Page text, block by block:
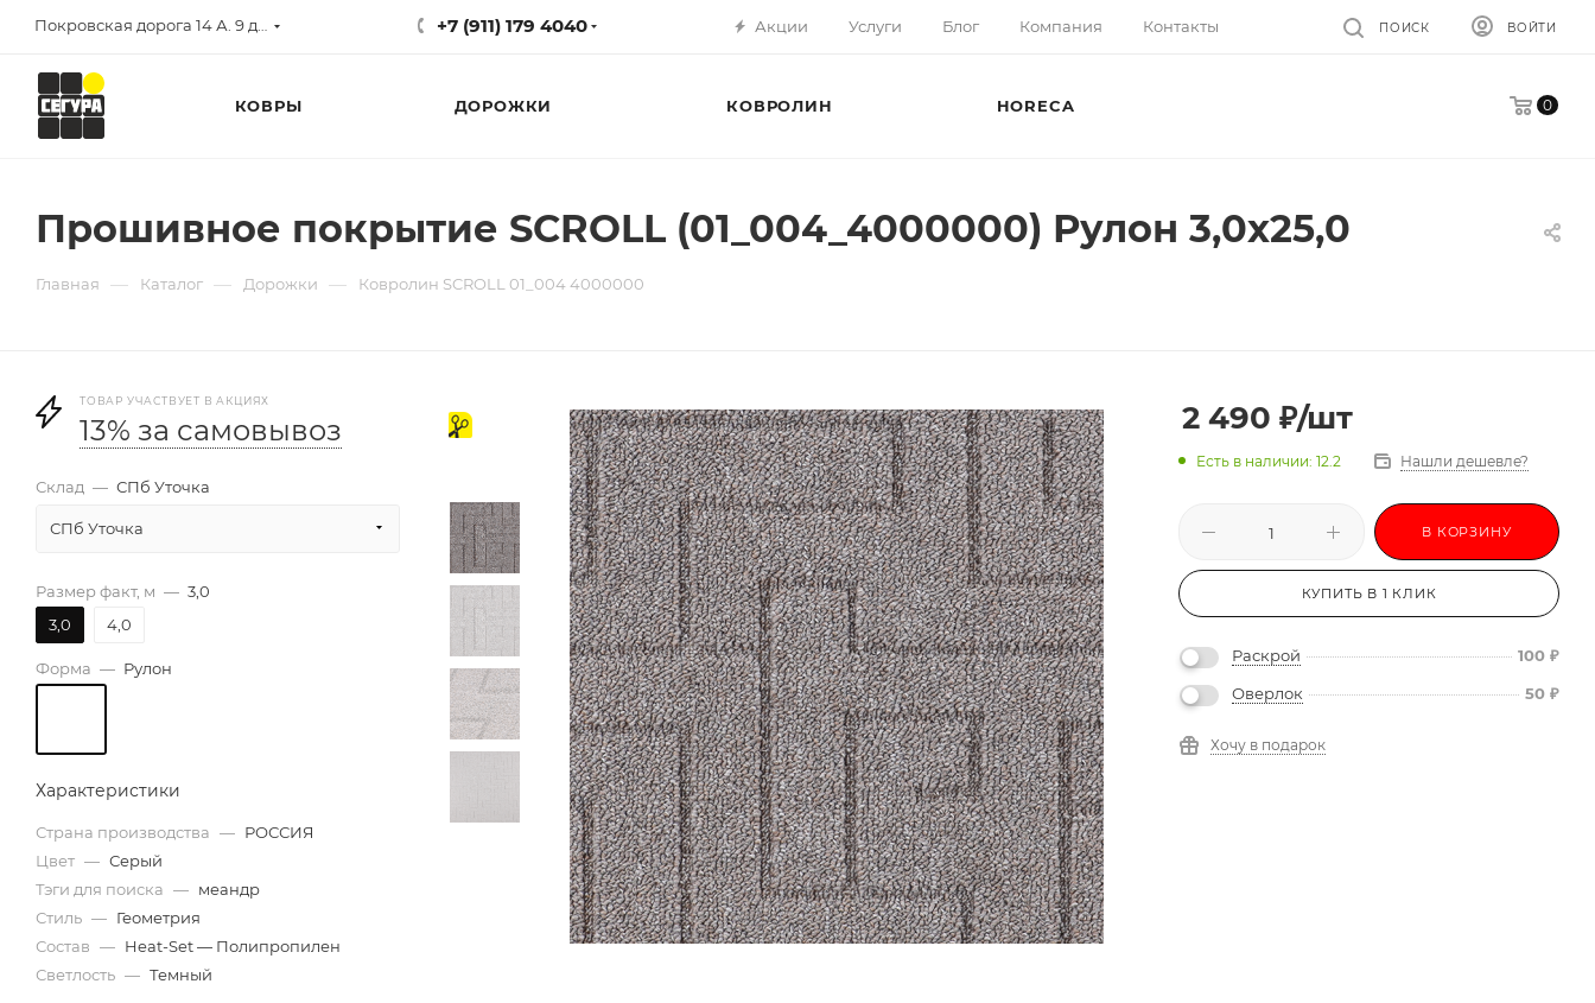
+7 (911) 179 4040 Акции Услуги Блог Компания Контакты ВОЙТИ
ПОИСК
0
КОВРЫ ДОРОЖКИ КОВРОЛИН HORECA
Прошивное покрытие SCROLL (01_004_4000000) Рулон 3,0х25,0
Главная — Каталог — Дорожки — Ковролин SCROLL 01_004 4000000
на
отрез
ТОВАР УЧАСТВУЕТ В АКЦИЯХ
13% за самовывоз
Склад — СПб Уточка
СПб Уточка
Размер факт, м — 3,0
3,0
4,0
Форма — Рулон
Характеристики
Страна производства — РОССИЯ
Цвет — Серый
Тэги для поиска — меандр
Стиль — Геометрия
Состав — Heat-Set — Полипропилен
Светлость — Темный
2 490 ₽/шт
Есть в наличии: 12.2 Нашли дешевле?
В КОРЗИНУ
КУПИТЬ В 1 КЛИК
Раскрой 100 ₽
Оверлок
50 ₽
Хочу в подарок